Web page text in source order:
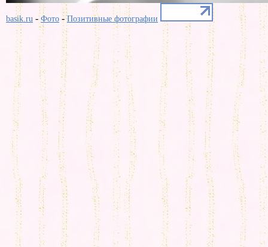
basik.ru -Фото -Позитивные фотографии